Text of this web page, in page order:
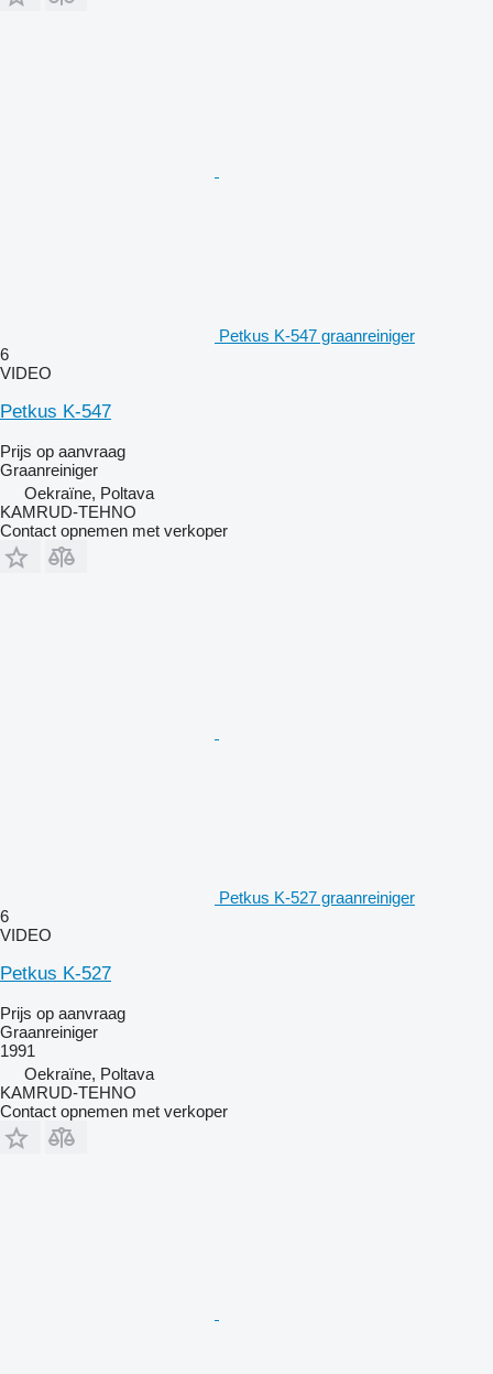
Petkus K-547 graanreiniger
6
VIDEO
Petkus K-547
Prijs op aanvraag
Graanreiniger
Oekraïne, Poltava
KAMRUD-TEHNO
Contact opnemen met verkoper
Petkus K-527 graanreiniger
6
VIDEO
Petkus K-527
Prijs op aanvraag
Graanreiniger
1991
Oekraïne, Poltava
KAMRUD-TEHNO
Contact opnemen met verkoper